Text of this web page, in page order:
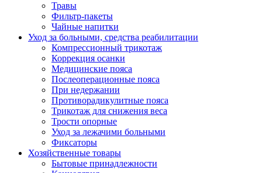
Травы
Фильтр-пакеты
Чайные напитки
Уход за больными, средства реабилитации
Компрессионный трикотаж
Коррекция осанки
Медицинские пояса
Послеоперационные пояса
При недержании
Противорадикулитные пояса
Трикотаж для снижения веса
Трости опорные
Уход за лежачими больными
Фиксаторы
Хозяйственные товары
Бытовые принадлежности